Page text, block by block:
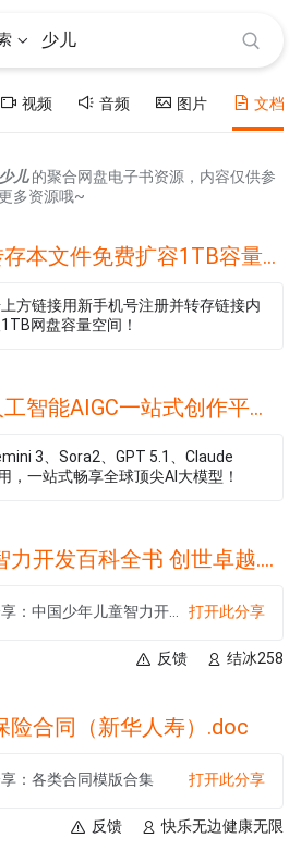
视频 音频 图片 文档
少儿的聚合网盘电子书资源，内容仅供参
多资源哦~
🔥夸克新人点此转存本文件免费扩容1TB容量🔥
方链接用新手机号注册并转存链接内
网盘容量空间！
🔥皮卡搜索配套人工智能AIGC一站式创作平台🔥
3、Sora2、GPT 5.1、Claude
，一站式畅享全球顶尖AI大模型！
开发百科全书 创世卓越.pdf
打开此分享
结冰258
反馈
险合同（新华人寿）.doc
：各类合同模版合集 打开此分享
快乐无边健康无限
反馈